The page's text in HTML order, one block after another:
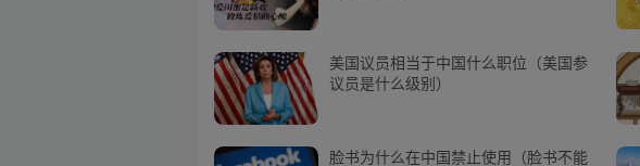
美国议员相当于中国什么职位（美国参
议员是什么级别）
脸书为什么在中国禁止使用（脸书不能